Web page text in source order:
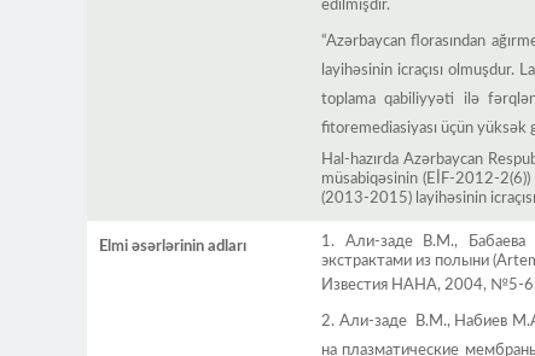
edilmişdir.
“Azərbaycan florasından
layihəsinin icraçısı
toplama qabiliyyəti ilə
fitoremediasiyası üçün yüksək
Hal-hazırda Azərbaycan
müsabiqəsinin (EİF-2012-2(6))
(2013-2015) layihəsinin
Elmi əsərlərinin adları
1. Али-заде В.М., Бабаева
экстрактами из полыни
Известия НАНА, 2004, №5-
2. Али-заде В.М., Набиев
на плазматические